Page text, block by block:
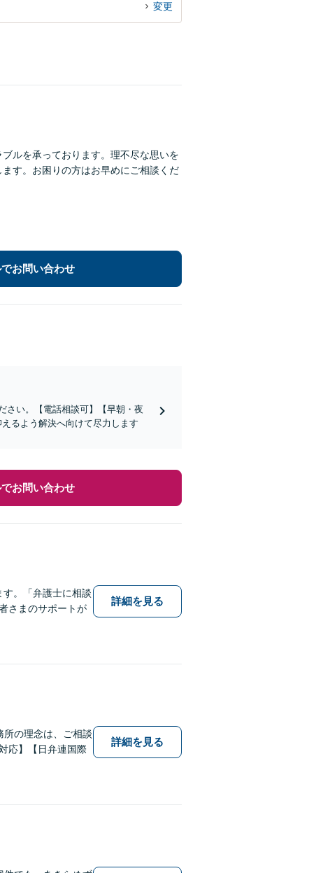
変更
ルを承っております。理不尽な思いを
す。お困りの方はお早めにご相談くだ
でお問い合わせ
さい。【電話相談可】【早朝・夜
るよう解決へ向けて尽力します
でお問い合わせ
す。「弁護士に相談
さまのサポートが
詳細を見る
所の理念は、ご相談
応】【日弁連国際
詳細を見る